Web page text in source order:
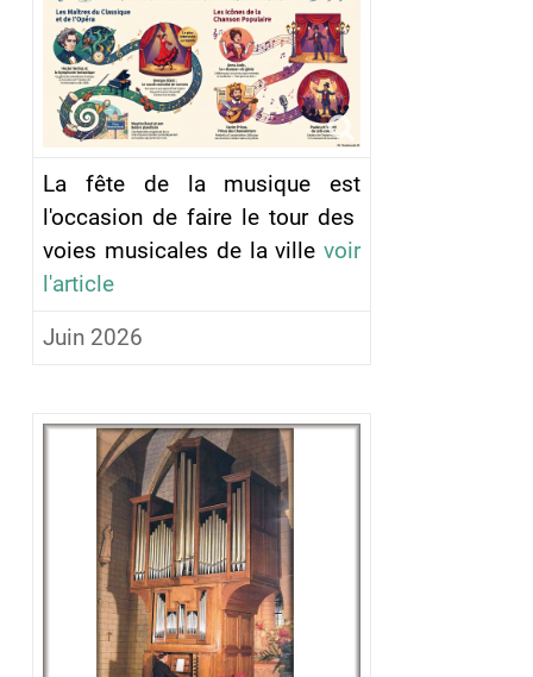
La fête de la musique est
l'occasion de faire le tour des
voies musicales de la villevoir
l'article
Juin 2026